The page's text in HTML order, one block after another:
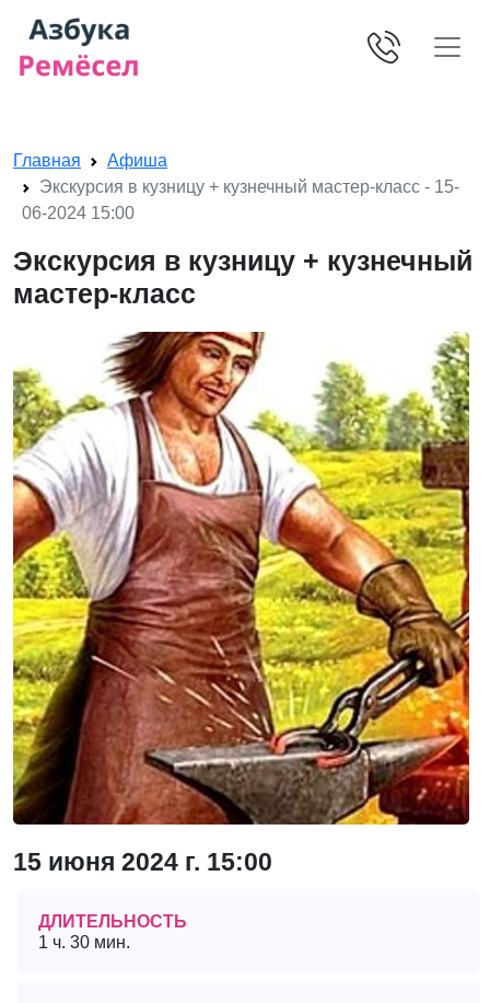
Главная
Афиша
Экскурсия в кузницу + кузнечный мастер-класс - 15-
06-2024 15:00
Экскурсия в кузницу + кузнечный
мастер-класс
15 июня 2024 г. 15:00
ДЛИТЕЛЬНОСТЬ
1 ч. 30 мин.